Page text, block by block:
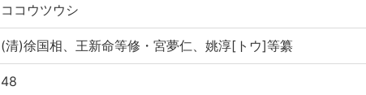
ココウツウシ
(清)徐国相、王新命等修・宮夢仁、姚淳[トウ]等纂
48